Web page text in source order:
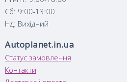
Сб: 9:00-13:00
Нд: Вихідний
Autoplanet.in.ua
Статус замовлення
Контакти